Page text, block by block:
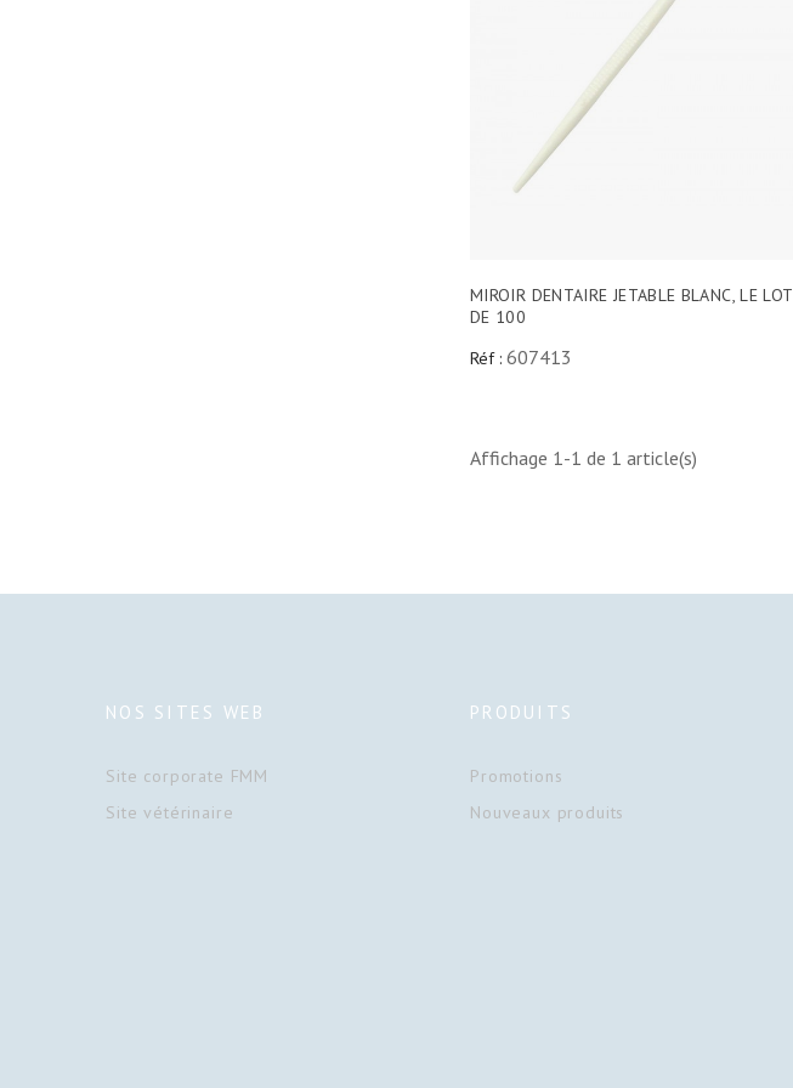
MIROIR DENTAIRE JETABLE BLANC, LE LOT
DE 100
Réf : 607413
Affichage 1-1 de 1 article(s)
NOS SITES WEB
Site corporate FMM
Site vétérinaire
PRODUITS
Promotions
Nouveaux produits